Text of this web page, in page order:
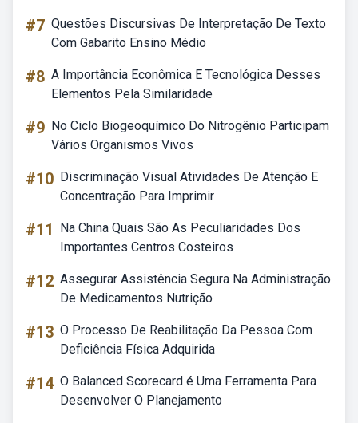
#7 Questões Discursivas De Interpretação De Texto
Com Gabarito Ensino Médio
#8 A Importância Econômica E Tecnológica Desses
Elementos Pela Similaridade
#9 No Ciclo Biogeoquímico Do Nitrogênio Participam
Vários Organismos Vivos
#10 Discriminação Visual Atividades De Atenção E
Concentração Para Imprimir
#11
Na China Quais São As Peculiaridades Dos
Importantes Centros Costeiros
#12 Assegurar Assistência Segura Na Administração
De Medicamentos Nutrição
#13 O Processo De Reabilitação Da Pessoa Com
Deficiência Física Adquirida
#14 O Balanced Scorecard é Uma Ferramenta Para
Desenvolver O Planejamento